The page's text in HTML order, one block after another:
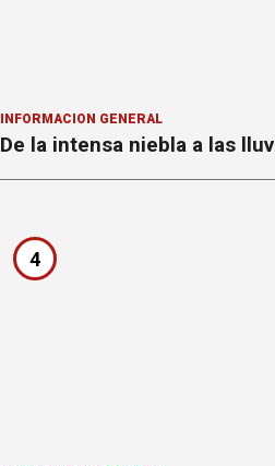
INFORMACION GENERAL
De la intensa niebla a las
4